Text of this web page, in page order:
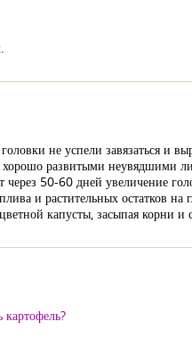
не успели завязаться и
развитыми неувядшими
через 50-60 дней увеличение
и растительных остатков
капусты, засыпая корни и